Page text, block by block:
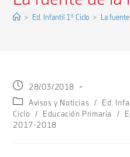
> Ed. Infantil 1º Ciclo > La
Publicación
de
la
entrada:
28/03/2018
Categoría
de
la
Avisos y Noticias / Ed.
Ciclo
/ Educación Primaria /
2017-2018